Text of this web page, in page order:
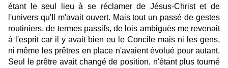
étant le seul lieu à se réclamer de Jésus-Christ et de
l'univers qu'Il m'avait ouvert. Mais tout un passé de gestes
routiniers, de termes passifs, de lois ambiguës me revenait
à l'esprit car il y avait bien eu le Concile mais ni les gens,
ni même les prêtres en place n'avaient évolué pour autant.
Seul le prêtre avait changé de position, n'étant plus tourné